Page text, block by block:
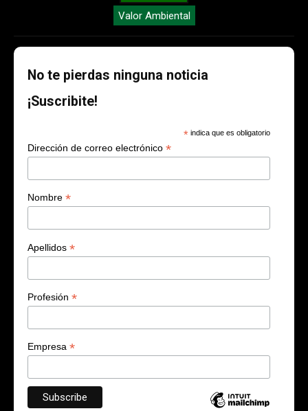
Valor Ambiental
No te pierdas ninguna noticia
¡Suscribite!
* indica que es obligatorio
Dirección de correo electrónico *
Nombre *
Apellidos *
Profesión *
Empresa *